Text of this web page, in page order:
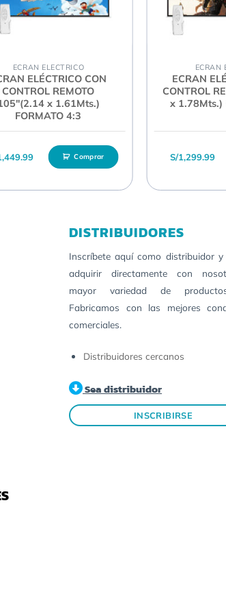
Pulsador y control remoto
ECRAN ELECTRICO
ELÉCTRICO CON
CONTROL REMOTO
x 1.61Mts.)
FORMATO 4:3
Comprar
ECRAN
ECRAN
CONTROL
x 1.78Mts.)
S/1,299.99
DISTRIBUIDORES
Inscríbete aquí como distribuidor y
adquirir directamente con
mayor variedad de
Fabricamos con las mejores
comerciales.
Distribuidores cercanos
Sea distribuidor
INSCRIBIRSE